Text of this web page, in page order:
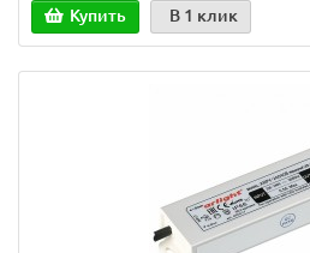
Купить В 1 клик